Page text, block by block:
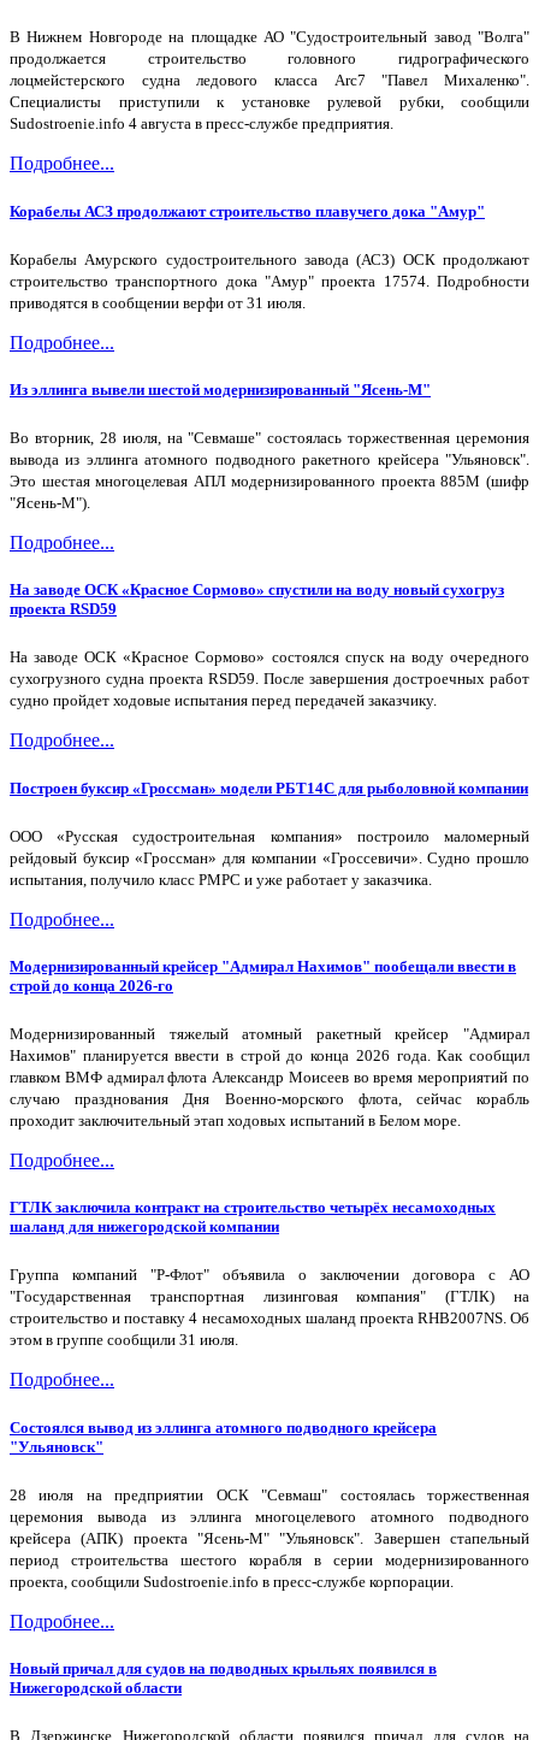
В Нижнем Новгороде на площадке АО "Судостроительный завод "Волга"
продолжается строительство головного гидрографического
лоцмейстерского судна ледового класса Arc7 "Павел Михаленко".
Специалисты приступили к установке рулевой рубки, сообщили
Sudostroenie.info 4 августа в пресс-службе предприятия.
Подробнее...
Корабелы АСЗ продолжают строительство плавучего дока "Амур"
Корабелы Амурского судостроительного завода (АСЗ) ОСК продолжают
строительство транспортного дока "Амур" проекта 17574. Подробности
приводятся в сообщении верфи от 31 июля.
Подробнее...
Из эллинга вывели шестой модернизированный "Ясень-М"
Во вторник, 28 июля, на "Севмаше" состоялась торжественная церемония
вывода из эллинга атомного подводного ракетного крейсера "Ульяновск".
Это шестая многоцелевая АПЛ модернизированного проекта 885М (шифр
"Ясень-М").
Подробнее...
На заводе ОСК «Красное Сормово» спустили на воду новый сухогруз
проекта RSD59
На заводе ОСК «Красное Сормово» состоялся спуск на воду очередного
сухогрузного судна проекта RSD59. После завершения достроечных работ
судно пройдет ходовые испытания перед передачей заказчику.
Подробнее...
Построен буксир «Гроссман» модели РБТ14С для рыболовной компании
ООО «Русская судостроительная компания» построило маломерный
рейдовый буксир «Гроссман» для компании «Гроссевичи». Судно прошло
испытания, получило класс РМРС и уже работает у заказчика.
Подробнее...
Модернизированный крейсер "Адмирал Нахимов" пообещали ввести в
строй до конца 2026-го
Модернизированный тяжелый атомный ракетный крейсер "Адмирал
Нахимов" планируется ввести в строй до конца 2026 года. Как сообщил
главком ВМФ адмирал флота Александр Моисеев во время мероприятий по
случаю празднования Дня Военно-морского флота, сейчас корабль
проходит заключительный этап ходовых испытаний в Белом море.
Подробнее...
ГТЛК заключила контракт на строительство четырёх несамоходных
шаланд для нижегородской компании
Группа компаний "Р-Флот" объявила о заключении договора с АО
"Государственная транспортная лизинговая компания" (ГТЛК) на
строительство и поставку 4 несамоходных шаланд проекта RHB2007NS. Об
этом в группе сообщили 31 июля.
Подробнее...
Состоялся вывод из эллинга атомного подводного крейсера
"Ульяновск"
28 июля на предприятии ОСК "Севмаш" состоялась торжественная
церемония вывода из эллинга многоцелевого атомного подводного
крейсера (АПК) проекта "Ясень-М" "Ульяновск". Завершен стапельный
период строительства шестого корабля в серии модернизированного
проекта, сообщили Sudostroenie.info в пресс-службе корпорации.
Подробнее...
Новый причал для судов на подводных крыльях появился в
Нижегородской области
В Дзержинске Нижегородской области появился причал для судов на